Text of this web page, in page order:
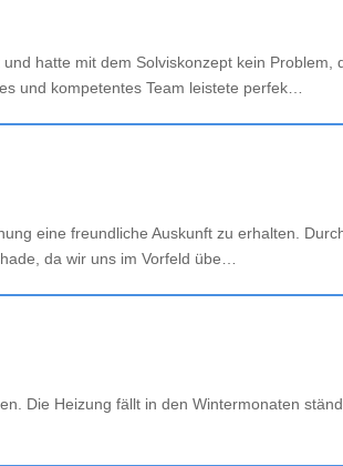
hatte mit dem Solviskonzept kein Problem,
und kompetentes Team leistete perfek…
eine freundliche Auskunft zu erhalten.
da wir uns im Vorfeld übe…
Die Heizung fällt in den Wintermonaten